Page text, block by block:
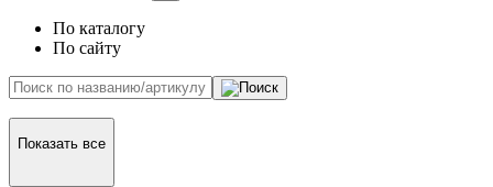
По каталогу
По сайту
Показать все